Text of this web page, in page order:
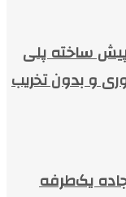
پیش ساخته پلی
و بدون تخریب
جاده یک‌طرفه